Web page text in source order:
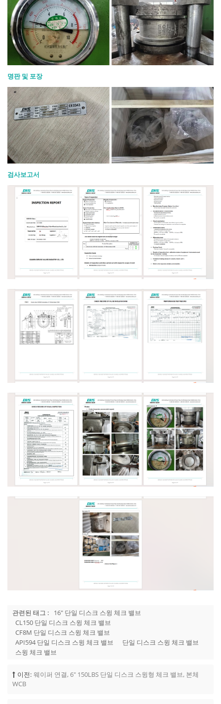
명판 및 포장
검사보고서
관련된 태그 :
16" 단일 디스크 스윙 체크 밸브
CL150 단일 디스크 스윙 체크 밸브
CF8M 단일 디스크 스윙 체크 밸브
API594 단일 디스크 스윙 체크 밸브
단일 디스크 스윙 체크 밸브
스윙 체크 밸브
이전: 웨이퍼 연결, 6" 150LBS 단일 디스크 스윙형 체크 밸브, 본체
WCB